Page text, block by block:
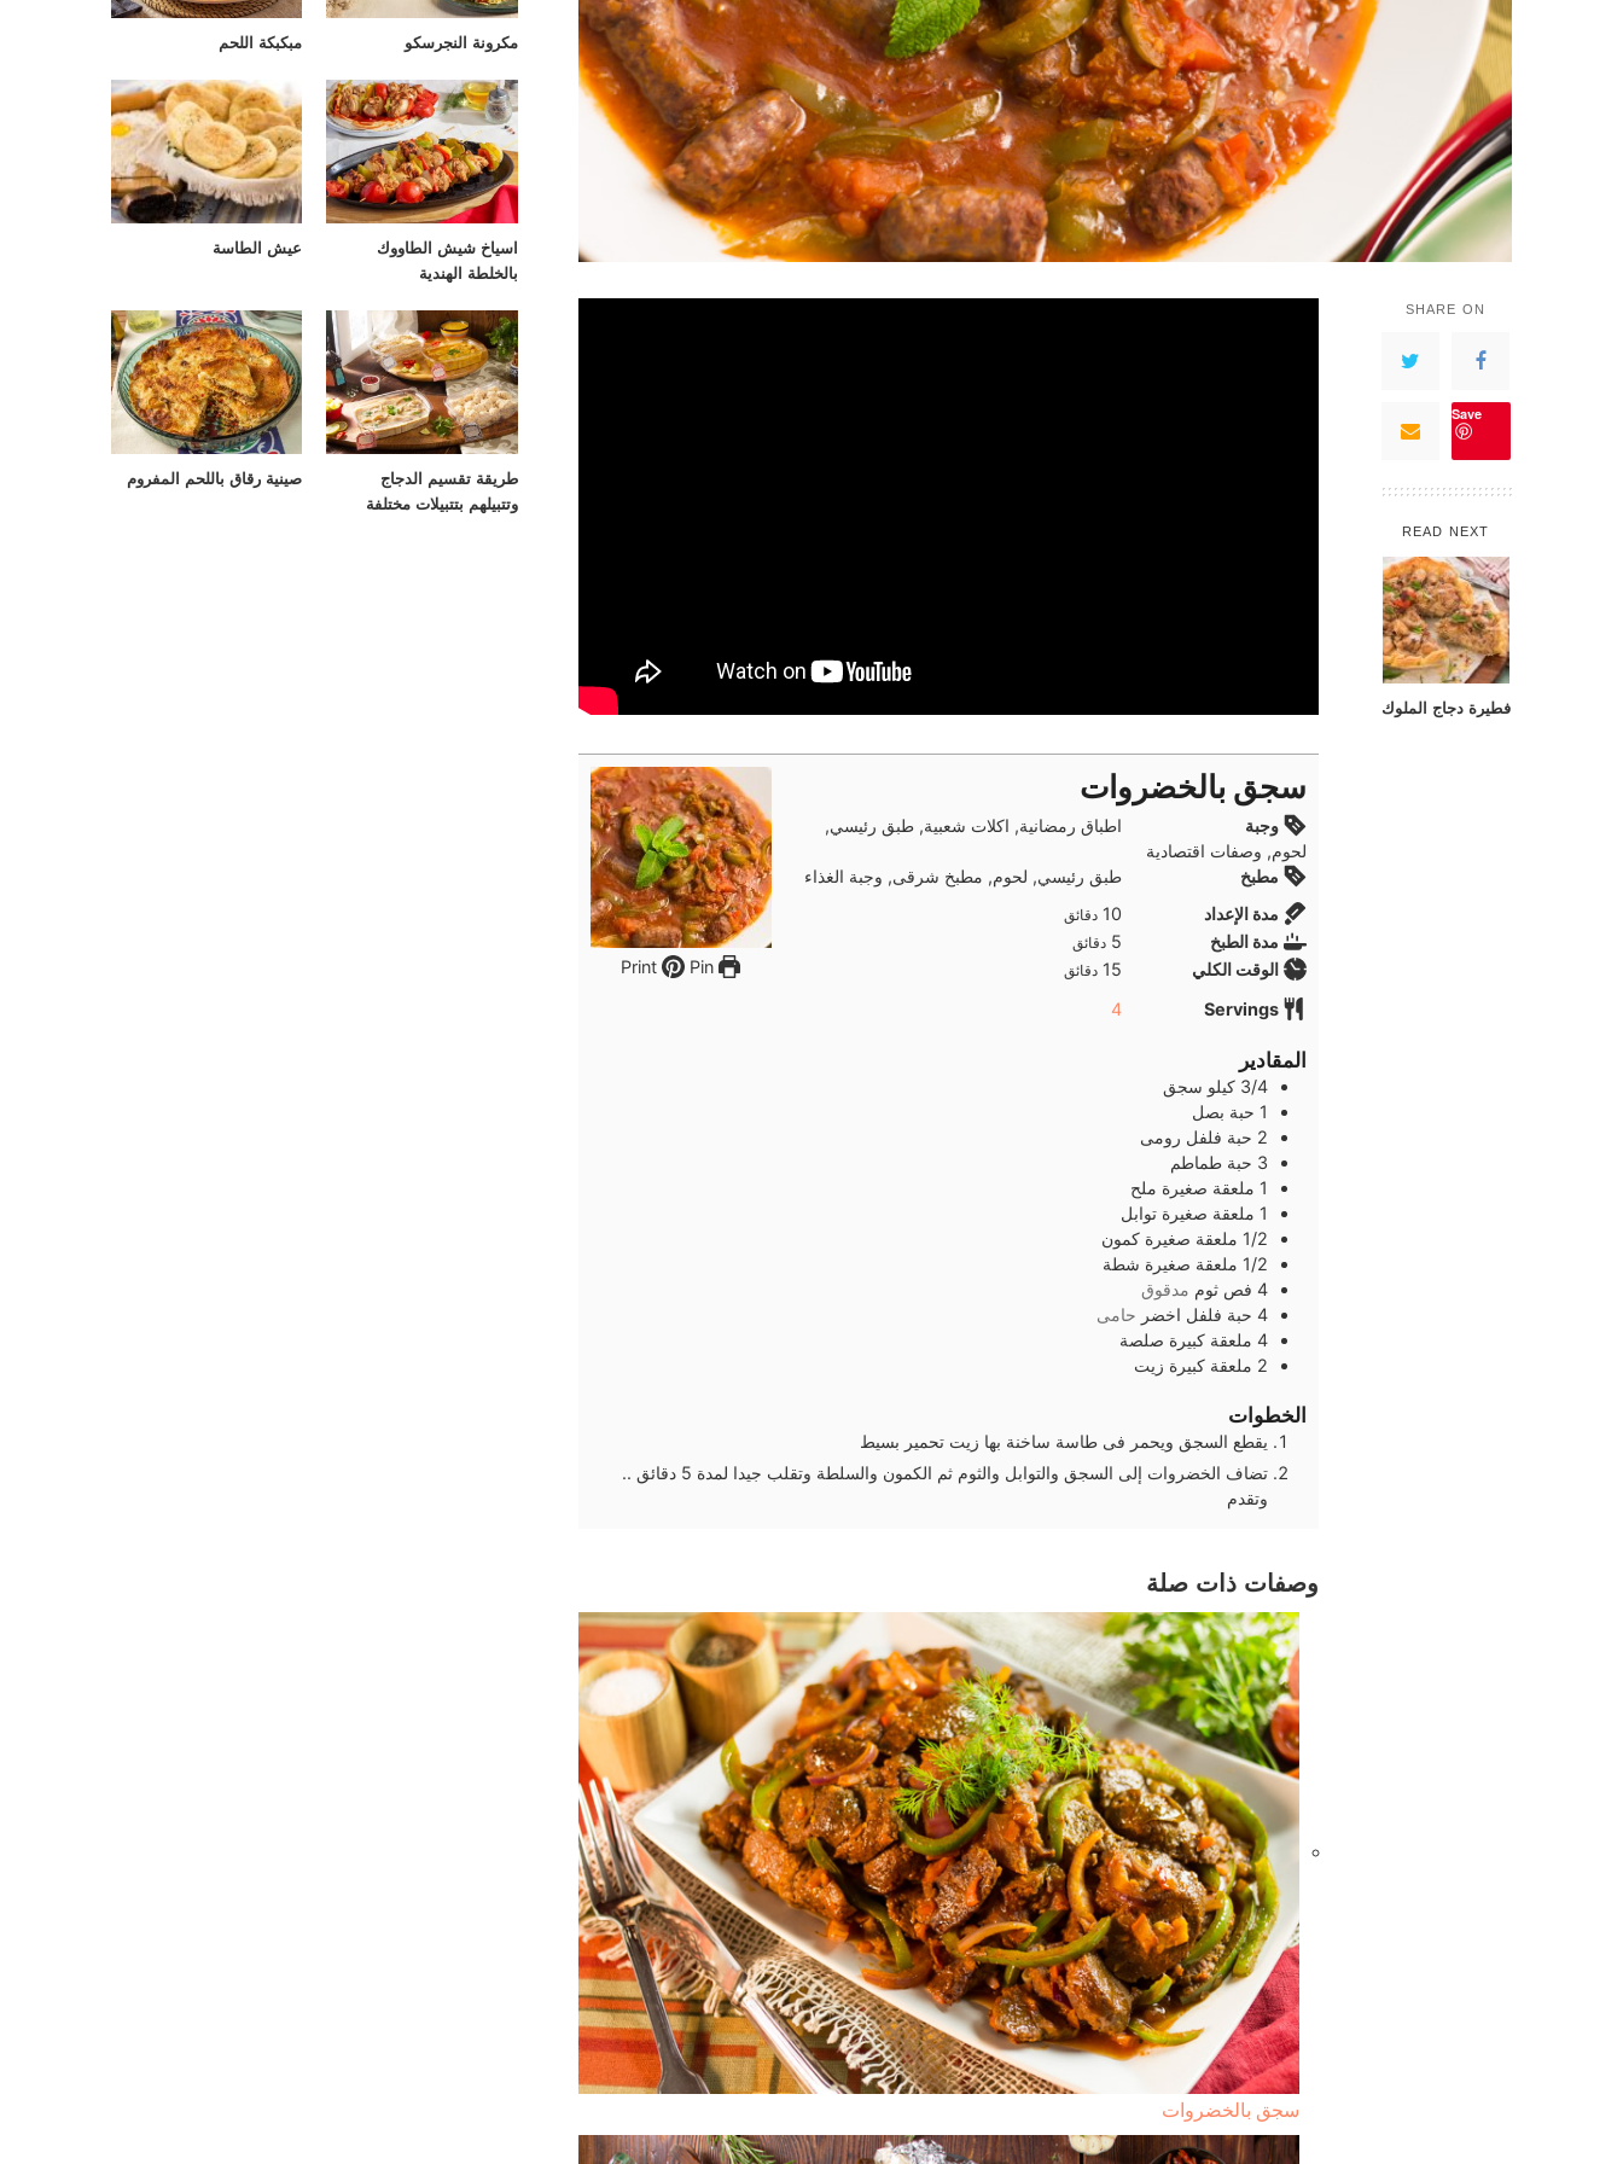
SHARE ON
Save
READ NEXT
فطيرة دجاج الملوك
Print
Pin
سجق بالخضروات
وجبة
اطباق رمضانية, اكلات شعبية, طبق رئيسي,
لحوم, وصفات اقتصادية
مطبخ
طبق رئيسي, لحوم, مطبخ شرقى, وجبة الغذاء
مدة الإعداد
10دقائق
دقائق
مدة الطبخ 5دقائق
دقائق
الوقت الكلي 15دقائق
دقائق
Servings
4
المقادير
3/4 كيلو سجق
1 حبة بصل
2 حبة فلفل رومى
3 حبة طماطم
1 ملعقة صغيرة ملح
1 ملعقة صغيرة توابل
1/2 ملعقة صغيرة كمون
1/2 ملعقة صغيرة شطة
4 فص ثوم مدقوق
4 حبة فلفل اخضر حامى
4 ملعقة كبيرة صلصة
2 ملعقة كبيرة زيت
الخطوات
يقطع السجق ويحمر فى طاسة ساخنة بها زيت تحمير بسيط
تضاف الخضروات إلى السجق والتوابل والثوم ثم الكمون والسلطة وتقلب جيدا لمدة 5 دقائق ..
وتقدم
وصفات ذات صلة
سجق بالخضروات
مكرونة النجرسكو مبكبكة اللحم
اسياخ شيش الطاووك
بالخلطة الهندية
عيش الطاسة
طريقة تقسيم الدجاج
وتتبيلهم بتتبيلات مختلفة
صينية رقاق باللحم المفروم